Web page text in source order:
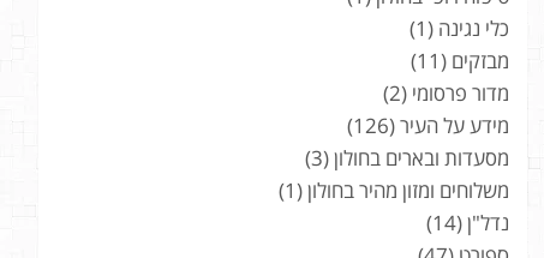
כלי נגינה (1)
מבזקים (11)
מדור פרסומי (2)
מידע על העיר(126)
מסעדות ובארים בחולון(3)
משלוחים ומזון מהיר בחולון(1)
נדל"ן(14)